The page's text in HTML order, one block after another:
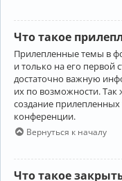
Что такое
Прилепленные темы в
и только на его первой
достаточно важную
их по возможности. Так
создание
конференции.
Вернуться к началу
Что такое